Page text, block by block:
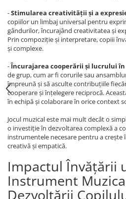
-Stimularea creativității și a
copiilor un limbaj universal pentru
gândurilor, încurajând creativitatea și
Prin compoziție și interpretare, copiii
și complexe.
-Încurajarea cooperării și lucrului în
de grup, cum ar fi corurile sau
împreună și să asculte contribuțiile
cooperare și înțelegere reciprocă.
în echipă și colaborare în orice context
Jocul muzical este mai mult decât o
o investiție în dezvoltarea complexă a
instrumentele necesare pentru a
creativă și empatică.
Impactul Învățării
Instrument
Dezvoltării